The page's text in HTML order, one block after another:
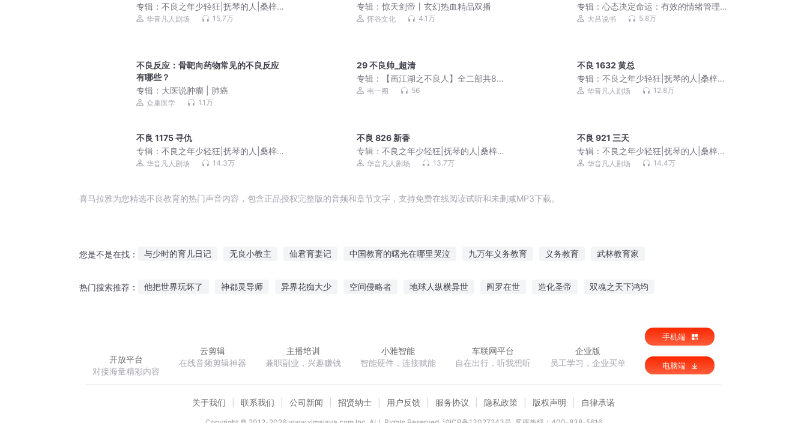
专辑： 不良之年少轻狂|抚琴的人|桑梓剧
社出品|黑道榜前三
华音凡人剧场 15.7万
专辑：惊天剑帝丨玄幻热血精品双播
怀谷文化 4.1万
专辑：心态决定命运：有效的情绪管理
课 别让心态毁了你
大吕说书 5.8万
不良反应：骨靶向药物常见的不良反应
有哪些？
专辑： 大医说肿瘤 | 肺癌
众巢医学 1.1万
29 不良帅_超清
专辑：
【画江湖之不良人】全二部共84
集动漫
韦一阁 56
不良 1632 黄总
专辑：不良之年少轻狂|抚琴的人|桑梓剧
社出品|黑道榜前三
华音凡人剧场 12.8万
不良 1175 寻仇
专辑： 不良之年少轻狂|抚琴的人|桑梓剧
社出品|黑道榜前三
华音凡人剧场 14.3万
不良 826 新香
专辑：不良之年少轻狂|抚琴的人|桑梓剧
社出品|黑道榜前三
华音凡人剧场 13.7万
不良 921 三天
专辑：不良之年少轻狂|抚琴的人|桑梓剧
社出品|黑道榜前三
华音凡人剧场 14.4万
喜马拉雅为您精选不良教育的热门声音内容，包含正品授权完整版的音频和章节文字，支持免费在线阅读试听和未删减MP3下载。
您是不是在找： 与少时的育儿日记 无良小教主 仙君育妻记 中国教育的曙光在哪里哭泣 九万年义务教育 义务教育 武林教育家
热门搜索推荐： 他把世界玩坏了 神都灵导师 异界花痴大少 空间侵略者 地球人纵横异世 阎罗在世 造化圣帝 双魂之天下鸿均
开放平台
对接海量精彩内容
云剪辑
在线音频剪辑神器
主播培训
兼职副业，兴趣赚钱
小雅智能
智能硬件，连接赋能
车联网平台
自在出行，听我想听
企业版
员工学习，企业买单
手机端
电脑端
关于我们 联系我们 公司新闻 招贤纳士 用户反馈 服务协议 隐私政策 版权声明 自律承诺